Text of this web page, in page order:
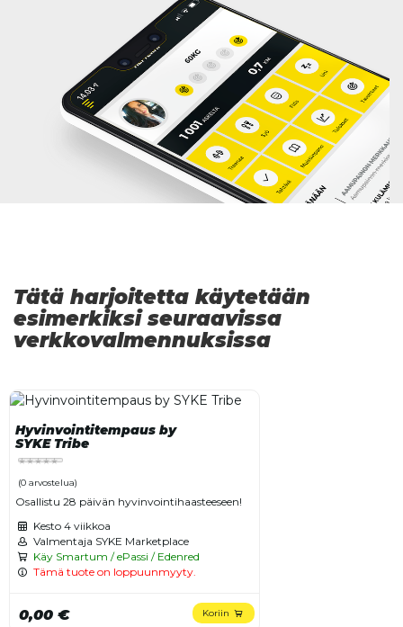
Tätä harjoitetta käytetään
esimerkiksi seuraavissa
verkkovalmennuksissa
Hyvinvointitempaus by
SYKE Tribe
(0 arvostelua)
Osallistu 28 päivän hyvinvointihaasteeseen!
Kesto 4 viikkoa
Valmentaja SYKE Marketplace
Käy Smartum / ePassi / Edenred
Tämä tuote on loppuunmyyty.
0,00 € Koriin